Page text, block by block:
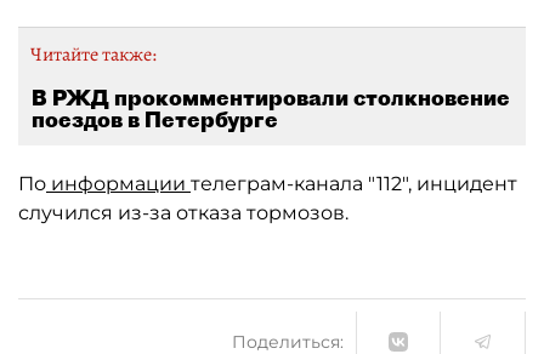
Читайте также:
В РЖД прокомментировали столкновение
поездов в Петербурге
По информации телеграм-канала "112", инцидент
случился из-за отказа тормозов.
Поделиться: